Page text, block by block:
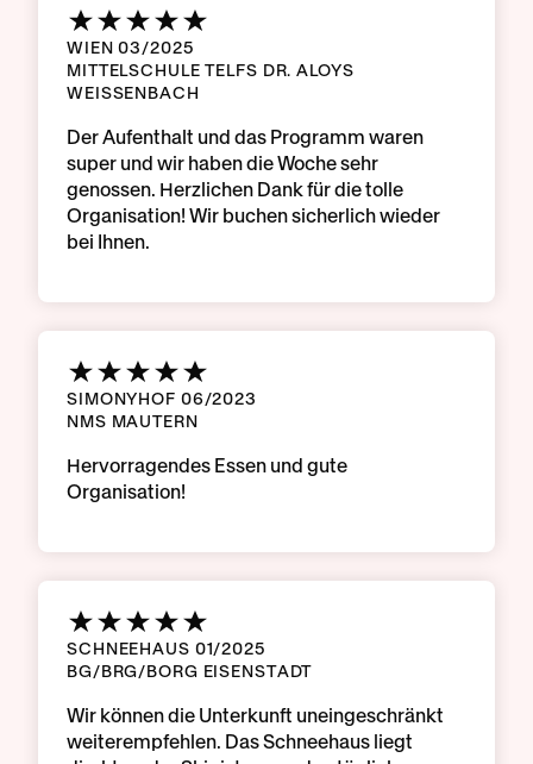
WIEN 03/2025
MITTELSCHULE TELFS DR. ALOYS
WEISSENBACH
Der Aufenthalt und das Programm waren
super und wir haben die Woche sehr
genossen. Herzlichen Dank für die tolle
Organisation! Wir buchen sicherlich wieder
bei Ihnen.
SIMONYHOF 06/2023
NMS MAUTERN
Hervorragendes Essen und gute
Organisation!
SCHNEEHAUS 01/2025
BG/BRG/BORG EISENSTADT
Wir können die Unterkunft uneingeschränkt
weiterempfehlen. Das Schneehaus liegt